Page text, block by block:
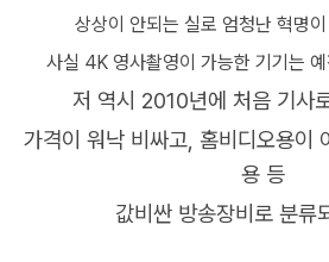
상상이 안되는 실로 엄청난 혁명
사실 4K 영사촬영이 가능한 기기는
저 역시 2010년에 처음 기사
가격이 워낙 비싸고, 홈비디오용이
용 등
값비싼 방송장비로 분류